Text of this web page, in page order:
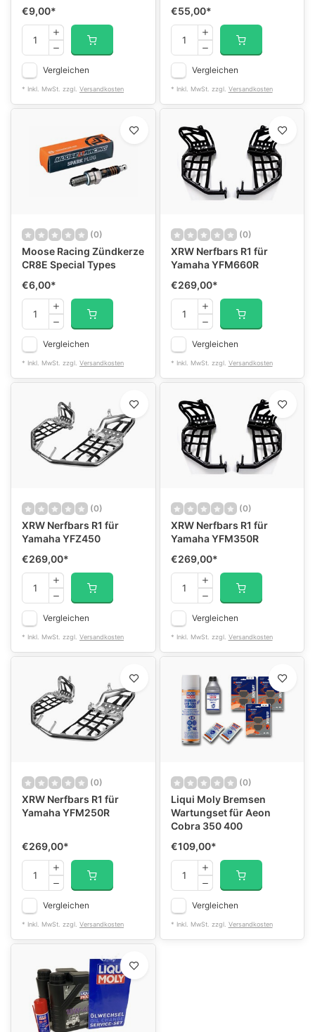
€9,00*
Vergleichen
* Inkl. MwSt. zzgl. Versandkosten
€55,00*
Vergleichen
* Inkl. MwSt. zzgl. Versandkosten
(0)
Moose Racing Zündkerze
CR8E Special Types
€6,00*
Vergleichen
* Inkl. MwSt. zzgl. Versandkosten
(0)
XRW Nerfbars R1 für
Yamaha YFM660R
€269,00*
Vergleichen
* Inkl. MwSt. zzgl. Versandkosten
(0)
XRW Nerfbars R1 für
Yamaha YFZ450
€269,00*
Vergleichen
* Inkl. MwSt. zzgl. Versandkosten
(0)
XRW Nerfbars R1 für
Yamaha YFM350R
€269,00*
Vergleichen
* Inkl. MwSt. zzgl. Versandkosten
(0)
XRW Nerfbars R1 für
Yamaha YFM250R
€269,00*
Vergleichen
* Inkl. MwSt. zzgl. Versandkosten
(0)
Liqui Moly Bremsen
Wartungset für Aeon
Cobra 350 400
€109,00*
Vergleichen
* Inkl. MwSt. zzgl. Versandkosten